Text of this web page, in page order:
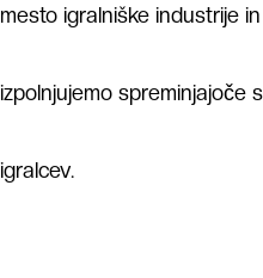
mesto igralniške industrije
izpolnjujemo spreminjajoče
igralcev.